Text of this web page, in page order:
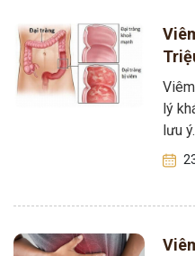
Quả
lý
lưu